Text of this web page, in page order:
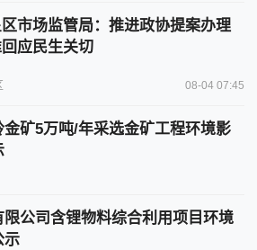
市场监管局：推进政协提案办理
应民生关切
08-04 07:45
矿5万吨/年采选金矿工程环境影
公司含锂物料综合利用项目环境
示